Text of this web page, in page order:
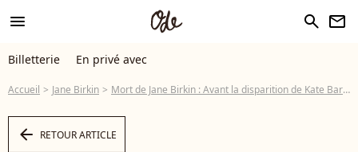
menu search newsletter
Billetterie En privé avec
Accueil Jane Birkin Mort de Jane Birkin : Avant la disparition de Kate Barry, cet autre drame familial qui a anéanti la chanteuse
arrow_left RETOUR ARTICLE